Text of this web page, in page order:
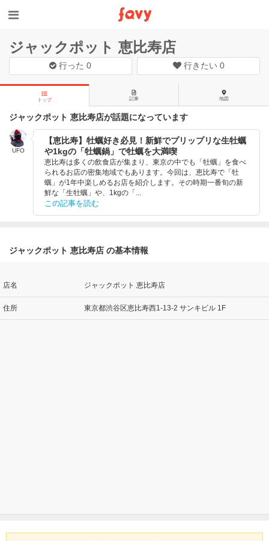
ジャックポット 恵比寿店
行った0 行きたい 0
トップ 記事 地図
ジャックポット 恵比寿店が話題になっています
UFO
【恵比寿】牡蠣好き必見！新鮮でプリップリな生牡蠣
や1kgの「牡蠣鍋」で牡蠣を大満喫
恵比寿は多くの飲食店が集まり、東京の中でも「牡蠣」を食べ
られるお店の密集地域でもあります。今回は、恵比寿で「牡
蠣」が1年中楽しめるお店を紹介します。その時期一番旬の新
鮮な「生牡蠣」や、1kgの「...
この記事を読む
ジャックポット 恵比寿店 の基本情報
店名 ジャックポット 恵比寿店
住所 東京都渋谷区恵比寿西1-13-2 サンキビル 1F